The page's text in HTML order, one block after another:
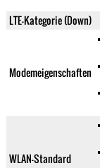
LTE-Kategorie (Down)
Modemeigenschaften
WLAN-Standard